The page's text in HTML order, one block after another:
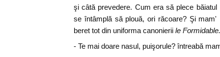
şi câtă prevedere. Cum era să plece
se întâmplă să plouă, ori răcoare? Şi
beret tot din uniforma canonierii le Formidable.
- Te mai doare nasul, puişorule? întreabă